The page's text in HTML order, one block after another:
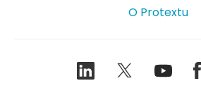
O Protextu
LinkedIn Twitter